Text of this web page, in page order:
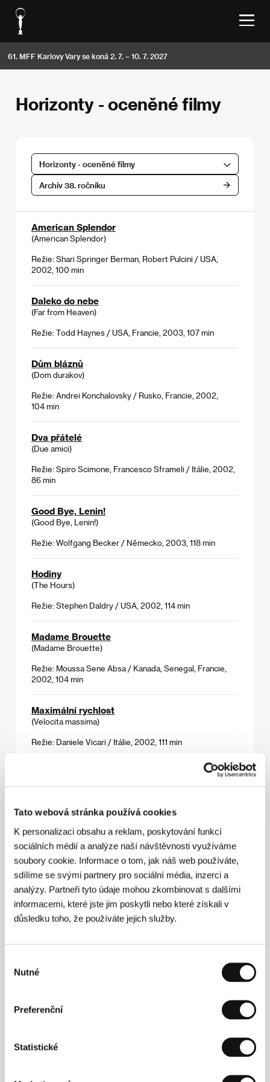
Tato webová stránka používá cookies
K personalizaci obsahu a reklam, poskytování funkcí
sociálních médií a analýze naší návštěvnosti využíváme
soubory cookie. Informace o tom, jak náš web používáte,
sdílíme se svými partnery pro sociální média, inzerci a
analýzy. Partneři tyto údaje mohou zkombinovat s dalšími
informacemi, které jste jim poskytli nebo které získali v
důsledku toho, že používáte jejich služby.
souhlasu
Nutné
Preferenční
Statistické
61. MFF Karlovy Vary se koná 2. 7. – 10. 7. 2027
Horizonty - oceněné filmy
Horizonty - oceněné filmy
Archív 38. ročníku
American Splendor
(American Splendor)
Režie: Shari Springer Berman, Robert Pulcini / USA,
2002, 100 min
Daleko do nebe
(Far from Heaven)
Režie: Todd Haynes / USA, Francie, 2003, 107 min
Dům bláznů
(Dom durakov)
Režie: Andrei Konchalovsky / Rusko, Francie, 2002,
104 min
Dva přátelé
(Due amici)
Režie: Spiro Scimone, Francesco Sframeli / Itálie, 2002,
86 min
Good Bye, Lenin!
(Good Bye, Lenin!)
Režie: Wolfgang Becker / Německo, 2003, 118 min
Hodiny
(The Hours)
Režie: Stephen Daldry / USA, 2002, 114 min
Madame Brouette
(Madame Brouette)
Režie: Moussa Sene Absa / Kanada, Senegal, Francie,
2002, 104 min
Maximální rychlost
(Velocita massima)
Režie: Daniele Vicari / Itálie, 2002, 111 min
90 min
Oáza
(Oh-ah-si-seu)
Režie: Lee Chang-dong / Jižní Korea, 2002, 132 min
Padlé ženy
(The Magdalene Sisters)
Pokoutní šachta
Režie: Li Yang / Hongkong, Německo, 2002, 92 min
(Los lunes al sol)